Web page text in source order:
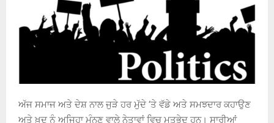
ਅੱਜ ਸਮਾਜ ਅਤੇ ਦੇਸ਼ ਨਾਲ ਜੁੜੇ ਹਰ ਮੁੱਦੇ ‘ਤੇ ਵੱਡੇ ਅਤੇ ਸਮਝਦਾਰ ਕਹਾਉਣ
ਅਤੇ ਖ਼ੁਦ ਨੂੰ ਅਜਿਹਾ ਮੰਨਣ ਵਾਲੇ ਨੇਤਾਵਾਂ ਵਿਚ ਮਤਭੇਦ ਹਨ। ਸਾਰੀਆਂ